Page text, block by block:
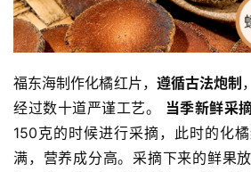
僧
音
高
僧
访
谈
福东海制作化橘红片， 遵循古法炮制
经过数十道严谨工艺。 当季新鲜采
150克的时候进行采摘，此时的化
满，营养成分高。采摘下来的鲜果